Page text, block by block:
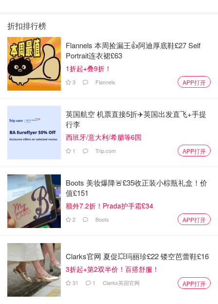
主打提升紧致肌肤，增加肌肤弹性。市面上号称紧致功效的
产品不少，但真正能做到的寥寥无几。La Prairie能做到让
细细给你们道来。
我的开箱：
超精致礼盒
说明书一份
面霜沾取棒一个
折扣排行榜
Flannels 本周捡漏王👍阿迪厚底鞋£27 Self
Portrait连衣裙£63
1折起+叠9折！
3 Flannels APP打开
英国航空 机票直接5折✈️英国出发直飞+手提
行李
西班牙/意大利/希腊等6国
1 Trip.com APP打开
Boots 美妆爆降🚨£35收正装小棕瓶礼盒！价
值£151
额外7.2折！Prada护手霜£34
2 Boots APP打开
Clarks官网 夏促💥玛丽珍£22 镂空芭蕾鞋£16
3折起+第2双半价！百搭舒服！
31 1 Clarks英国官网 APP打开